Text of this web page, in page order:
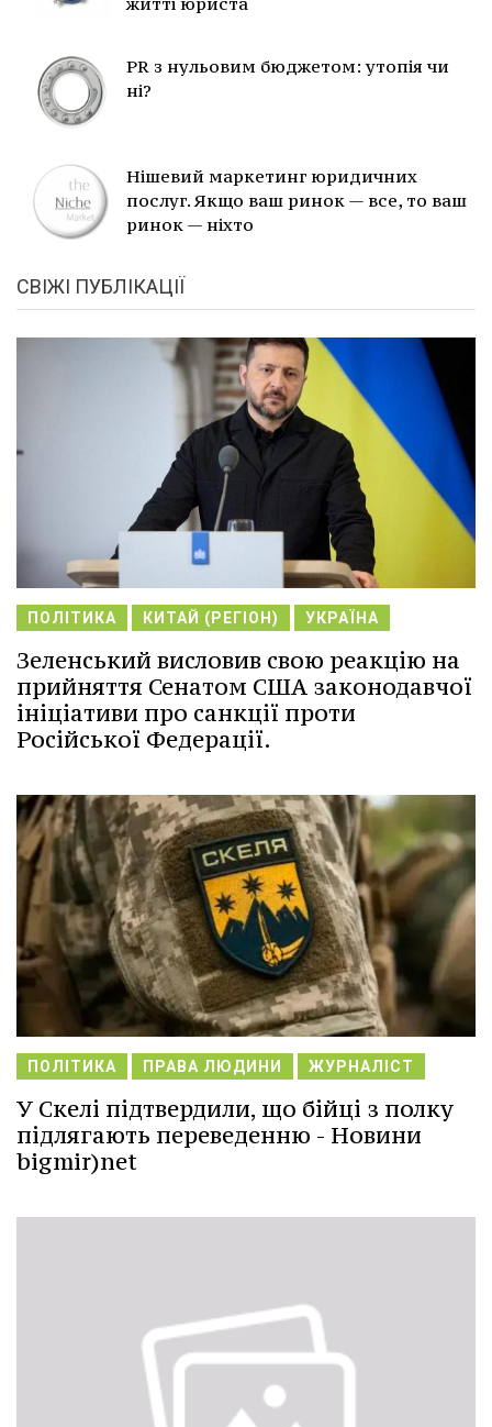
PR з нульовим бюджетом: утопія чи
ні?
Нішевий маркетинг юридичних
послуг. Якщо ваш ринок — все, то ваш
ринок — ніхто
СВІЖІ ПУБЛІКАЦІЇ
ПОЛІТИКА КИТАЙ (РЕГІОН) УКРАЇНА
Зеленський висловив свою реакцію на
прийняття Сенатом США законодавчої
ініціативи про санкції проти
Російської Федерації.
ПОЛІТИКА ПРАВА ЛЮДИНИ ЖУРНАЛІСТ
У Скелі підтвердили, що бійці з полку
підлягають переведенню - Новини
bigmir)net